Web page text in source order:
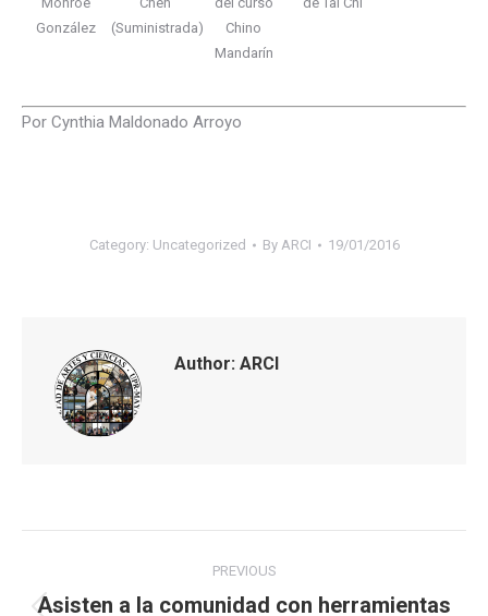
González
(Suministrada)
Chino
Mandarín
Por Cynthia Maldonado Arroyo
Category: Uncategorized By ARCI 19/01/2016
Author: ARCI
navigation
PREVIOUS
Asisten a la comunidad con herramientas